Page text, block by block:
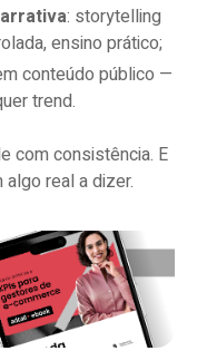
: storytelling
ensino prático;
conteúdo público —
trend.
com consistência. E
real a dizer.